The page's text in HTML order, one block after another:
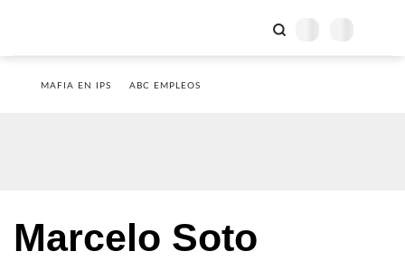
MAFIA EN IPS ABC EMPLEOS
Marcelo Soto